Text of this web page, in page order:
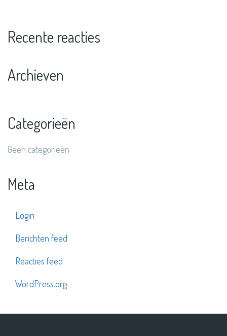
Recente reacties
Archieven
Categorieën
Geen categorieën
Meta
Login
Berichten feed
Reacties feed
WordPress.org